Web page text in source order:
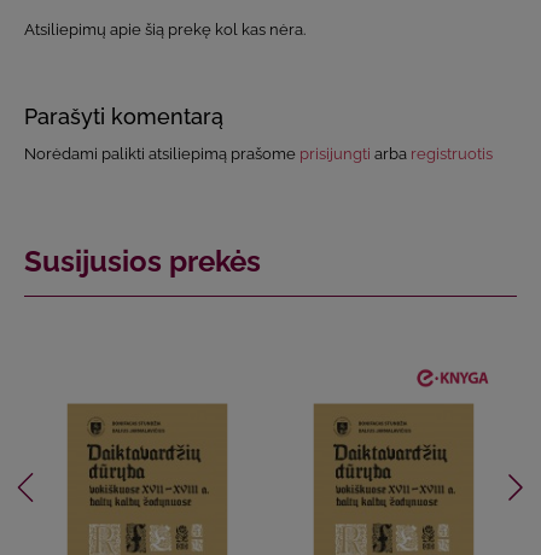
Atsiliepimų apie šią prekę kol kas nėra.
Parašyti komentarą
Norėdami palikti atsiliepimą prašome prisijungti arba registruotis
Susijusios prekės